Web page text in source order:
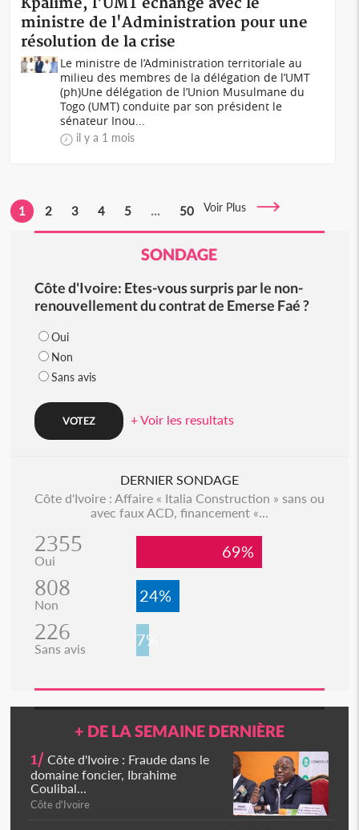
ministre de l'Administration pour une
résolution de la crise
Le ministre de l’Administration territoriale au
milieu des membres de la délégation de l’UMT
(ph)Une délégation de l’Union Musulmane du
Togo (UMT) conduite par son président le
sénateur Inou...
il y a 1 mois
1 2 3 4 5 ... 50 Voir Plus
SONDAGE
Côte d'Ivoire: Etes-vous surpris par le non-
renouvellement du contrat de Emerse Faé ?
Oui
Non
Sans avis
+ Voir les resultats
DERNIER SONDAGE
Côte d'Ivoire : Affaire « Italia Construction » sans ou
avec faux ACD, financement «...
2355
Oui 69%
808
Non 24%
226
Sans avis 7%
+ DE LA SEMAINE DERNIÈRE
1/ Côte d'Ivoire : Fraude dans le
domaine foncier, Ibrahime
Coulibal...
Côte d'Ivoire